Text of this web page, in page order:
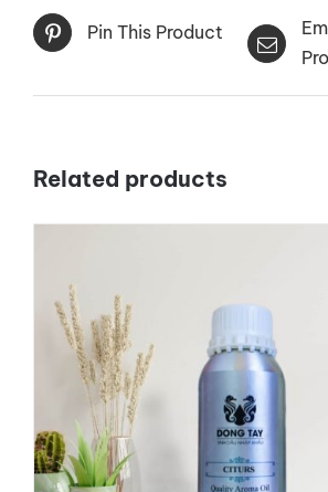
Pin This Product
Related products